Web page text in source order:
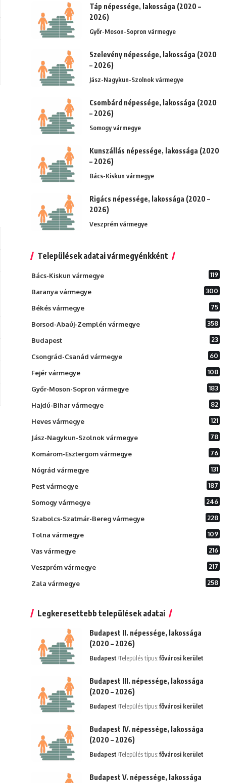
Táp népessége, lakossága (2020 –
2026)
Győr-Moson-Sopron vármegye
Szelevény népessége, lakossága (2020
– 2026)
Jász-Nagykun-Szolnok vármegye
Csombárd népessége, lakossága (2020
– 2026)
Somogy vármegye
Kunszállás népessége, lakossága (2020
– 2026)
Bács-Kiskun vármegye
Rigács népessége, lakossága (2020 –
2026)
Veszprém vármegye
Települések adatai vármegyénkként
Bács-Kiskun vármegye 119
Baranya vármegye 300
Békés vármegye 75
Borsod-Abaúj-Zemplén vármegye 358
Budapest 23
Csongrád-Csanád vármegye 60
Fejér vármegye 108
Győr-Moson-Sopron vármegye 183
Hajdú-Bihar vármegye 82
Heves vármegye 121
Jász-Nagykun-Szolnok vármegye 78
Komárom-Esztergom vármegye 76
Nógrád vármegye 131
Pest vármegye 187
Somogy vármegye 246
Szabolcs-Szatmár-Bereg vármegye 228
Tolna vármegye 109
Vas vármegye 216
Veszprém vármegye 217
Zala vármegye 258
Legkeresettebb települések adatai
Budapest II. népessége, lakossága
(2020 – 2026)
Budapest Település típus:fővárosi kerület
Budapest III. népessége, lakossága
(2020 – 2026)
Budapest Település típus:fővárosi kerület
Budapest IV. népessége, lakossága
(2020 – 2026)
Budapest Település típus:fővárosi kerület
Budapest V. népessége, lakossága